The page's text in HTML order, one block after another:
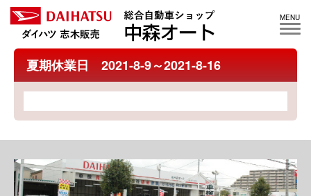
MENU
夏期休業日 2021-8-9～2021-8-16